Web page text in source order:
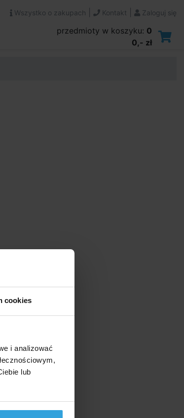
cookies
i analizować
lub
Wszystko o zakupach Kontakt Zaloguj się
przedmioty w koszyku: 0
0,- zł